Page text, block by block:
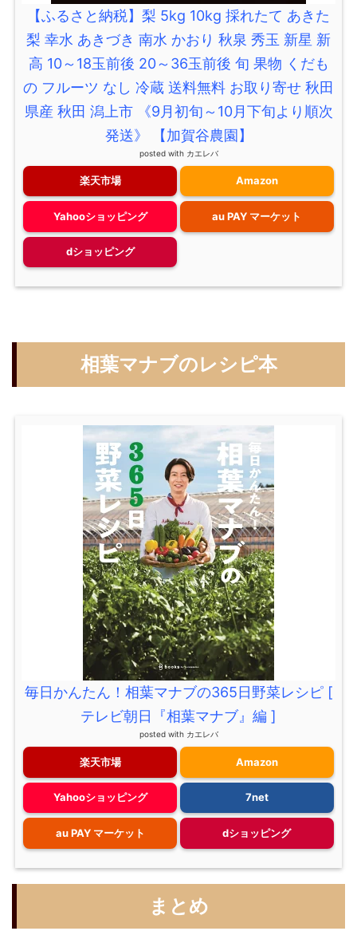
【ふるさと納税】梨 5kg 10kg 採れたて あきた
梨 幸水 あきづき 南水 かおり 秋泉 秀玉 新星 新
高 10～18玉前後 20～36玉前後 旬 果物 くだも
の フルーツ なし 冷蔵 送料無料 お取り寄せ 秋田
県産 秋田 潟上市 《9月初旬～10月下旬より順次
発送》 【加賀谷農園】
posted with カエレバ
楽天市場 Amazon
Yahooショッピング au PAY マーケット
dショッピング
相葉マナブのレシピ本
毎日かんたん！相葉マナブの365日野菜レシピ [
テレビ朝日『相葉マナブ』編 ]
posted with カエレバ
楽天市場 Amazon
Yahooショッピング 7net
au PAY マーケット dショッピング
まとめ